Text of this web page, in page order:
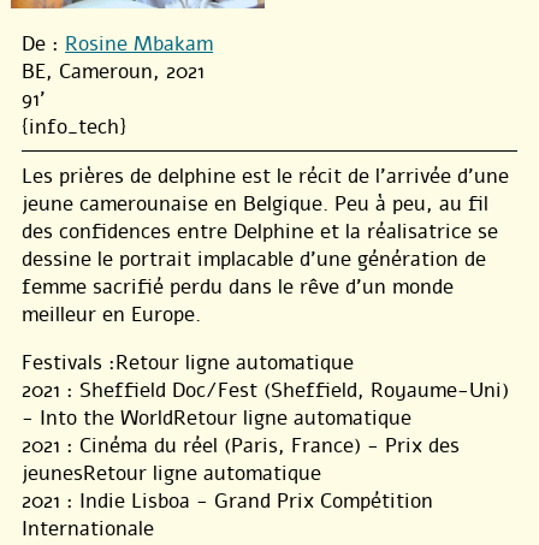
De : Rosine Mbakam
BE, Cameroun, 2021
91’
{info_tech}
Les prières de delphine est le récit de l’arrivée d’une
jeune camerounaise en Belgique. Peu à peu, au fil
des confidences entre Delphine et la réalisatrice se
dessine le portrait implacable d’une génération de
femme sacrifié perdu dans le rêve d’un monde
meilleur en Europe.
Festivals :Retour ligne automatique
2021 : Sheffield Doc/Fest (Sheffield, Royaume-Uni)
- Into the WorldRetour ligne automatique
2021 : Cinéma du réel (Paris, France) - Prix des
jeunesRetour ligne automatique
2021 : Indie Lisboa - Grand Prix Compétition
Internationale